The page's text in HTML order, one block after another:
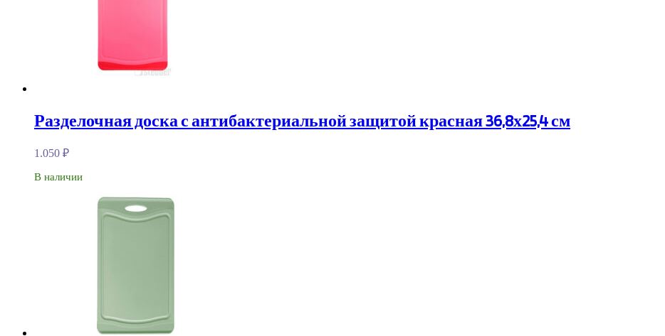
Разделочная доска с антибактериальной защитой красная 36,8х25,4 см
1.050 ₽
В наличии